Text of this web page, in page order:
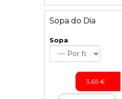
Sobremesa
Sopa do Dia
Sopa
3,65€